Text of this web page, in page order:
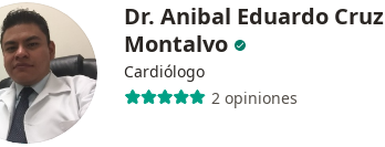
Dr. Anibal Eduardo Cruz
Montalvo
Cardiólogo
2 opiniones